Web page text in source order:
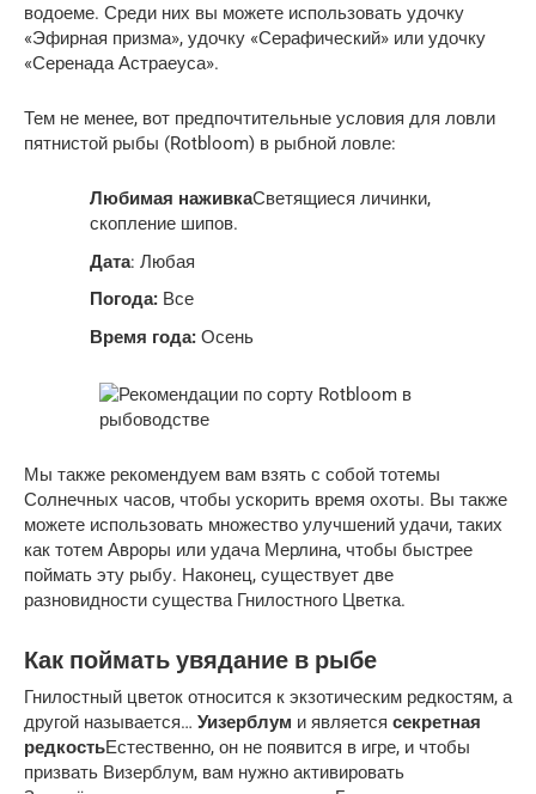
водоеме. Среди них вы можете использовать удочку
«Эфирная призма», удочку «Серафический» или удочку
«Серенада Астраеуса».
Тем не менее, вот предпочтительные условия для ловли
пятнистой рыбы (Rotbloom) в рыбной ловле:
Любимая наживкаСветящиеся личинки,
скопление шипов.
Дата: Любая
Погода: Все
Время года: Осень
Мы также рекомендуем вам взять с собой тотемы
Солнечных часов, чтобы ускорить время охоты. Вы также
можете использовать множество улучшений удачи, таких
как тотем Авроры или удача Мерлина, чтобы быстрее
поймать эту рыбу. Наконец, существует две
разновидности существа Гнилостного Цветка.
Как поймать увядание в рыбе
Гнилостный цветок относится к экзотическим редкостям, а
другой называется… Уизерблум и является секретная
редкостьЕстественно, он не появится в игре, и чтобы
призвать Визерблум, вам нужно активировать